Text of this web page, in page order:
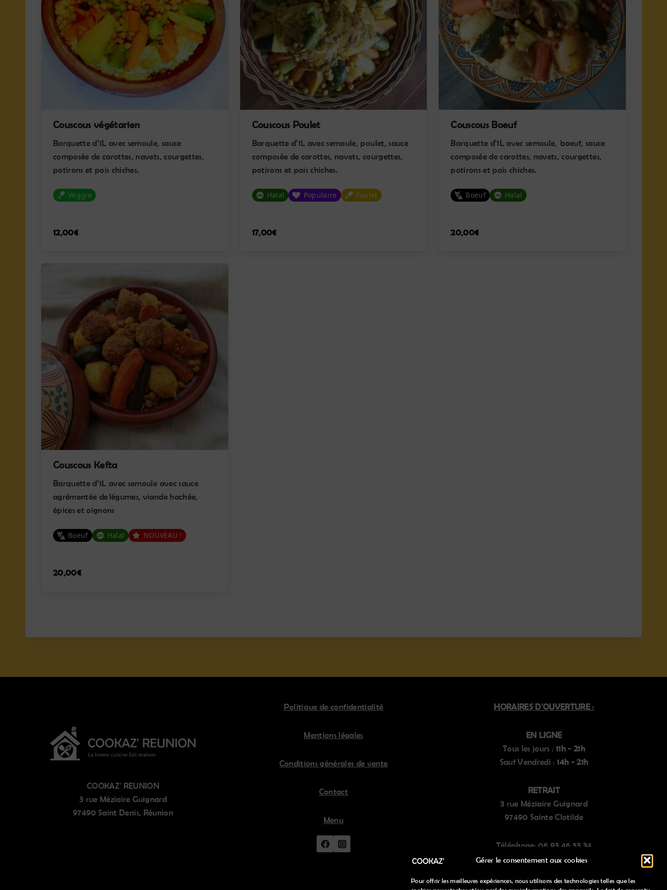
Gérer le consentement aux cookies
Pour offrir les meilleures expériences, nous utilisons des technologies telles que les
Couscous végétarien
Barquette d’1L avec semoule, sauce
composée de carottes, navets, courgettes,
potirons et pois chiches.
Veggie
12,00€
Couscous Poulet
Barquette d’1L avec semoule, poulet, sauce
composée de carottes, navets, courgettes,
potirons et pois chiches.
Halal Populaire Poulet
17,00€
Couscous Boeuf
Barquette d’1L avec semoule, boeuf, sauce
composée de carottes, navets, courgettes,
potirons et pois chiches.
Boeuf Halal
20,00€
Couscous Kefta
Barquette d’1L avec semoule avec sauce
agrémentée de légumes, viande hachée,
épices et oignons
Boeuf Halal NOUVEAU !
20,00€
COOKAZ' REUNION
3 rue Méziaire Guignard
97490 Saint Denis, Réunion
Politique de confidentialité
Mentions légales
Conditions générales de vente
Contact
Menu
HORAIRES D'OUVERTURE :
EN LIGNE
Tous les jours : 11h - 21h
Sauf Vendredi :14h - 21h
RETRAIT
3 rue Méziaire Guignard
97490 Sainte Clotilde
Téléphone:06.93.46.53.34